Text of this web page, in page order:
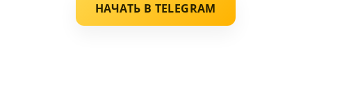
НАЧАТЬ В TELEGRAM